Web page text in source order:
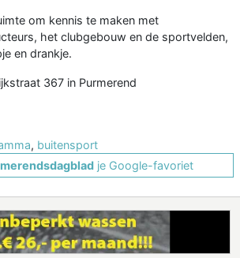
om kennis te maken met
het clubgebouw en de sportvelden,
en drankje.
367 in Purmerend
, buitensport
je Google-favoriet